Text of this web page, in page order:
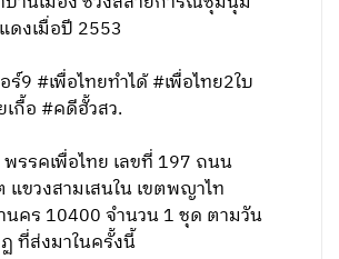
ดงเมื่อปี 2553
ร์9 #เพื่อไทยทำได้ #เพื่อไทย2ใบ
กื้อ #คดีฮั้วสว.
รรคเพื่อไทย เลขที่ 197 ถนน
แขวงสามเสนใน เขตพญาไท
นคร 10400 จำนวน 1 ชุด ตามวัน
ที่ส่งมาในครั้งนี้